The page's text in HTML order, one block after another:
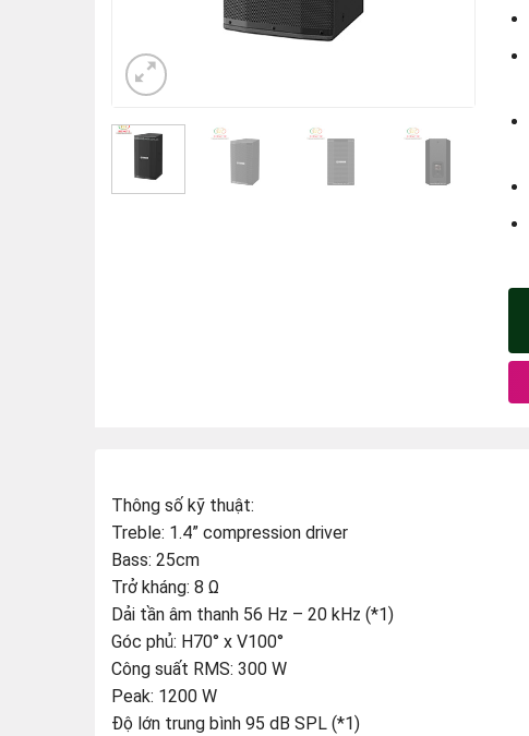
Thông số kỹ thuật:
Treble: 1.4” compression driver
Bass: 25cm
Trở kháng: 8 Ω
Dải tần âm thanh 56 Hz – 20 kHz (*1)
Góc phủ: H70° x V100°
Công suất RMS: 300 W
Peak: 1200 W
Độ lớn trung bình 95 dB SPL (*1)